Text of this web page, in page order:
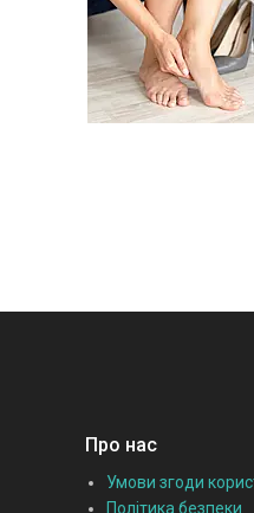
Про нас
Умови згоди
Політика безпеки